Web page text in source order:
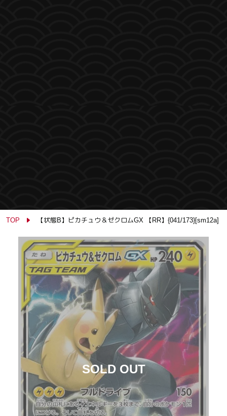
TOP 【状態B】ピカチュウ＆ゼクロムGX 【RR】{041/173}[sm12a]